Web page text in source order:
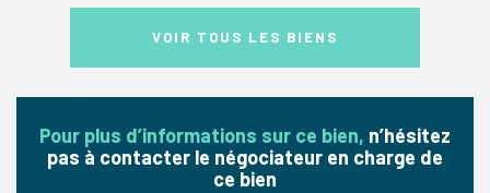
VOIR TOUS LES BIENS
Pour plus d’informations sur ce bien, n’hésitez
pas à contacter le négociateur en charge de
ce bien